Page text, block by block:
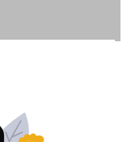
בעל/ת